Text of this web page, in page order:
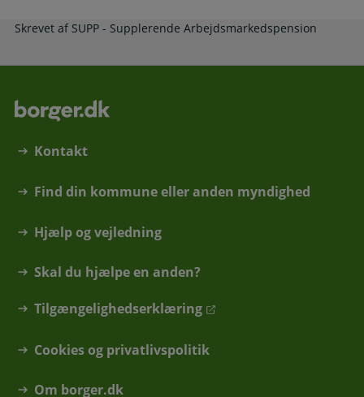
Skrevet af SUPP - Supplerende Arbejdsmarkedspension
Kontakt
Find din kommune eller anden myndighed
Hjælp og vejledning
Skal du hjælpe en anden?
Tilgængelighedserklæring
Cookies og privatlivspolitik
Om borger.dk